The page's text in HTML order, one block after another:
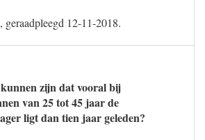
12-11-2018.
zijn dat vooral bij
van 25 tot 45 jaar de
ligt dan tien jaar geleden?